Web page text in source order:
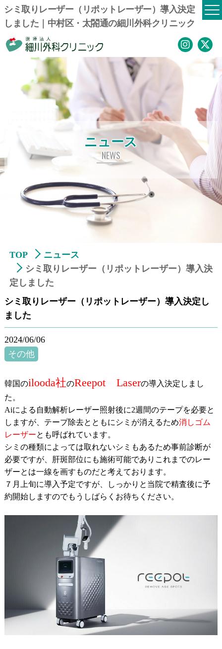
シミ取りレーザー（リポットレーザー）導入決定
しました｜中村区・太閤通の細川外科クリニック
ニュース
NEWS
TOP
ニュース
シミ取りレーザー（リポットレーザー）導入決
定しました
シミ取りレーザー（リポットレーザー）導入決定し
ました
2024/06/06
その他
韓国のilooda社のReepot Laserの導入決定しまし
た。
Aiによる自動解析レーザー照射後に2週間のテープを必要と
しますが、テープ除去とともにシミが消えるため消しゴム
レーザーとも呼ばれています。
シミの種類によっては取れないシミもあるため事前診断が
必要ですが、肝斑部位にも施術可能でありこれまでのレー
ザーとは一線を画すものだと考えております。
７月上旬に導入予定ですが、しっかりと当院で精査後に予
約開始しますのでもうしばらくお待ちください。